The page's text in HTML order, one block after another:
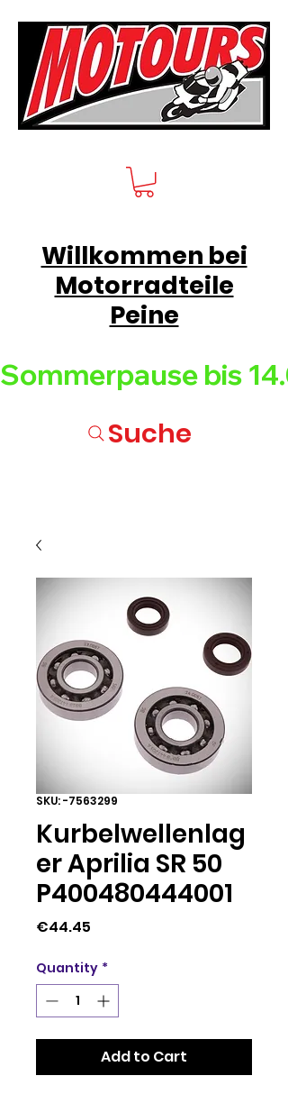
Sommerpause bis
Willkommen bei
Motorradteile
Peine
Suche
SKU: -7563299
Kurbelwellenlag
er Aprilia SR 50
P400480444001
€44.45
Quantity *
Add to Cart